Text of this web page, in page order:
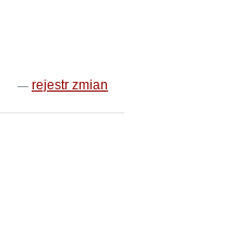
rejestr zmian